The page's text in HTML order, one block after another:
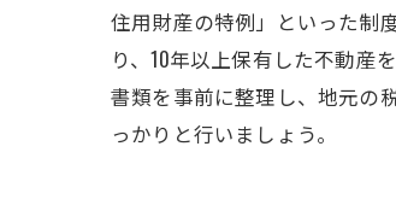
住用財産の特例」といった制
り、10年以上保有した不動産
書類を事前に整理し、地元の
っかりと行いましょう。